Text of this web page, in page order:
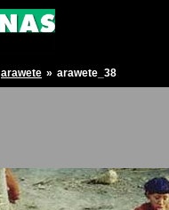
arawete » arawete_38